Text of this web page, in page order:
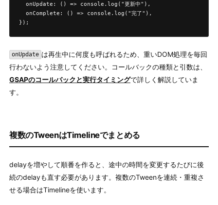
  onUpdate: () => console.log("更新中"),
  onComplete: () => console.log("完了"),
});
onUpdate は再生中に何度も呼ばれるため、重いDOM処理を毎回
行わないよう注意してください。コールバックの種類と引数は、
GSAPのコールバックと実行タイミングで詳しく解説していま
す。
複数のTweenはTimelineでまとめる
delayを増やして順番を作ると、途中の時間を変更するたびに後
続のdelayも直す必要があります。複数のTweenを連続・重複さ
せる場合はTimelineを使います。